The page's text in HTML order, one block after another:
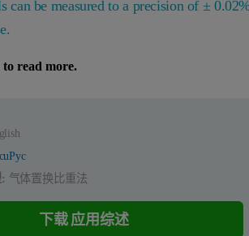
can be measured to a precision of ±
to read more.
气体置换比重法
下载 应用综述